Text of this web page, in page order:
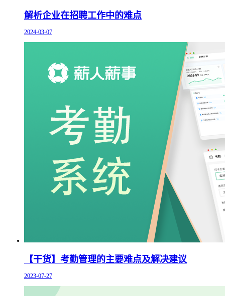
解析企业在招聘工作中的难点
2024-03-07
【干货】考勤管理的主要难点及解决建议
2023-07-27